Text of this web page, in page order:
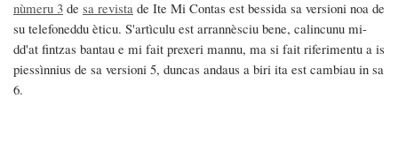
nùmeru 3 de sa revista de Ite Mi Contas est bessida sa versioni noa de
su telefoneddu èticu. S'artìculu est arrannèsciu bene, calincunu mi-
dd'at fintzas bantau e mi fait prexeri mannu, ma si fait riferimentu a is
piessìnnius de sa versioni 5, duncas andaus a biri ita est cambiau in sa
6.